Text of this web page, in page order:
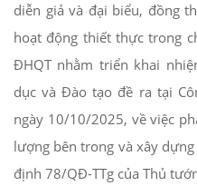
diễn giả và đại biểu, đồng
hoạt động thiết thực trong
ĐHQT nhằm triển khai
dục và Đào tạo đề ra tại
ngày 10/10/2025, về việc
lượng bên trong và xây
định 78/QĐ-TTg của Thủ